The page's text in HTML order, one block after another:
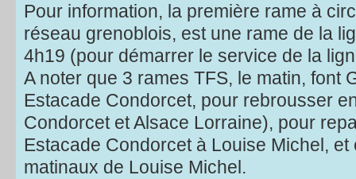
Pour information, la première rame à
réseau grenoblois, est une rame de la
4h19 (pour démarrer le service de la
A noter que 3 rames TFS, le matin, font
Estacade Condorcet, pour rebrousser
Condorcet et Alsace Lorraine), pour
Estacade Condorcet à Louise Michel,
matinaux de Louise Michel.